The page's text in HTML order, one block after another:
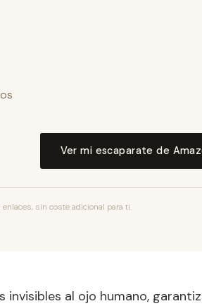
Ver mi escaparate de
sin coste adicional para ti.
al ojo humano,